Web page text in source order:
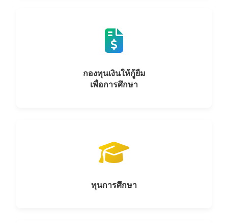
กองทุนเงินให้กู้ยืม
เพื่อการศึกษา
ทุนการศึกษา